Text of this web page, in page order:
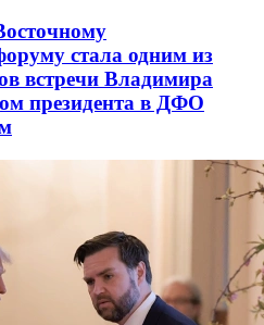
стала одним из
встречи Владимира
президента в ДФО